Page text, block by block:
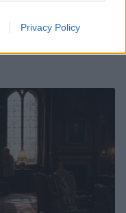
Privacy Policy